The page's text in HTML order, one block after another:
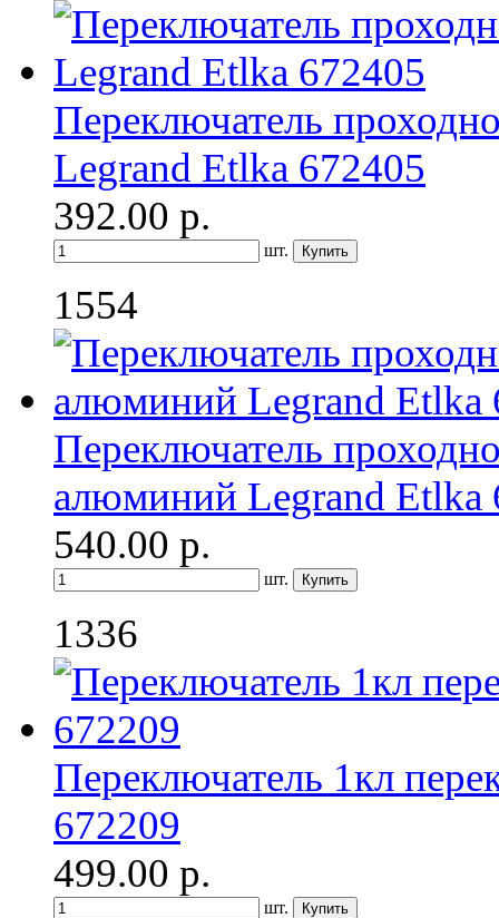
Переключатель
Legrand Etlka 672405
392.00 р.
шт.
1554
Переключатель
алюминий Legrand Etlka
540.00 р.
шт.
1336
Переключатель 1кл
672209
499.00 р.
шт.